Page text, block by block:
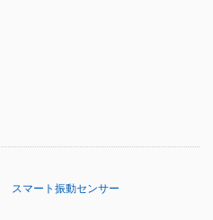
スマート振動センサー